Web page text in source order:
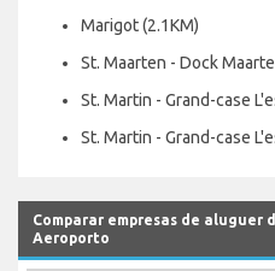
Marigot (2.1KM)
St. Maarten - Dock
St. Martin - Grand-case
St. Martin - Grand-case
Comparar empresas de aluguer
Aeroporto